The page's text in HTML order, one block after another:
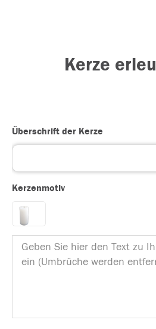
Kerze
Überschrift der Kerze
Kerzenmotiv